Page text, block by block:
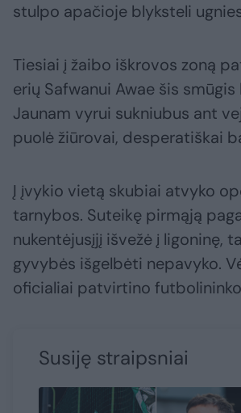
stulpo apačioje blyksteli
Tiesiai į žaibo iškrovos zoną
erių Safwanui Awae šis
Jaunam vyrui sukniubus ant
puolė žiūrovai, desperatiškai
Į įvykio vietą skubiai atvyko
tarnybos. Suteikę pirmąją
nukentėjusįjį išvežė į ligoninę,
gyvybės išgelbėti nepavyko.
oficialiai patvirtino
Susiję straipsniai